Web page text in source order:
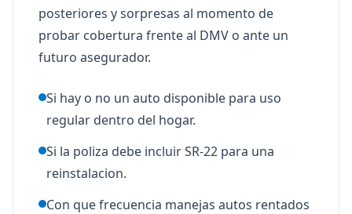
posteriores y sorpresas al momento de
probar cobertura frente al DMV o ante un
futuro asegurador.
Si hay o no un auto disponible para uso
regular dentro del hogar.
Si la poliza debe incluir SR-22 para una
reinstalacion.
Con que frecuencia manejas autos rentados